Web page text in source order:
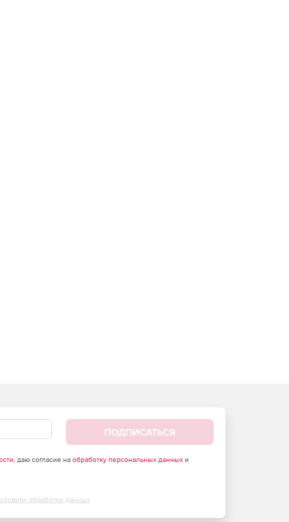
ПОДПИСАТЬСЯ
, даю согласие на обработку персональных данныхи
обработки данных